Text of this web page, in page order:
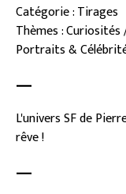
Catégorie : Tirages
Thèmes :
Portraits &
—
L'univers SF de
rêve !
—